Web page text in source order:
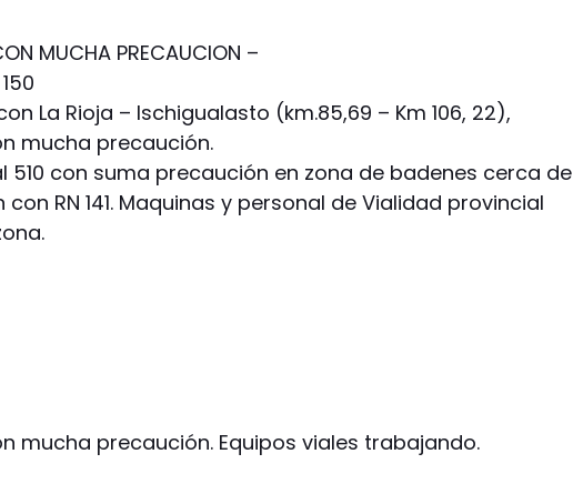
MUCHA PRECAUCION –
La Rioja – Ischigualasto (km.85,69 – Km 106, 22),
mucha precaución.
510 con suma precaución en zona de badenes cerca de
RN 141. Maquinas y personal de Vialidad provincial
mucha precaución. Equipos viales trabajando.